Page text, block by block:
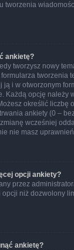
tworzenia
ankietę?
tworzysz nowy
tworzenia
ją i w otworzonym
Każdą opcję należy
określić liczbę
ankiety (0 –
wcześniej
nie masz
opcji ankiety?
przez
niż dozwolony
ankietę?